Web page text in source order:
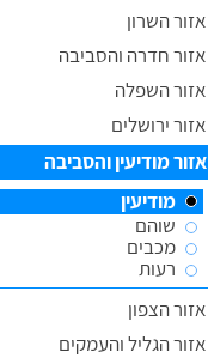
אזור השרון
אזור חדרה והסביבה
אזור השפלה
אזור ירושלים
אזור מודיעין והסביבה
מודיעין
שוהם
מכבים
רעות
אזור הצפון
אזור הגליל והעמקים